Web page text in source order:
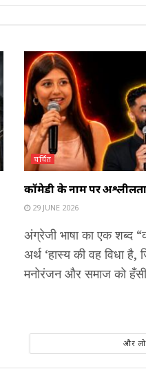
चर्चित
कॉमेडी के नाम पर
29 JUNE 2026
अंग्रेजी भाषा का एक शब्द
अर्थ ‘हास्य की वह विधा है,
मनोरंजन और समाज को
और